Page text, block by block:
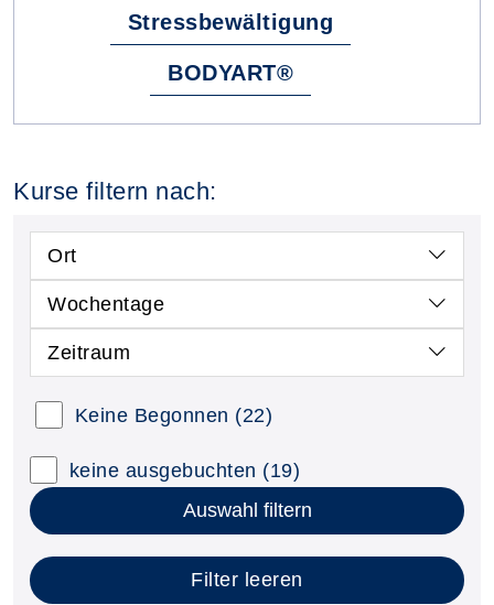
Stressbewältigung
BODYART®
Kurse filtern nach:
Ort
Wochentage
Zeitraum
Kursstatus auswählen
Keine Begonnen (22)
Nur neue Kurse anzeigen
Kurse mit freien Plätzen anzeigen
keine ausgebuchten (19)
Auswahl filtern
Filter leeren